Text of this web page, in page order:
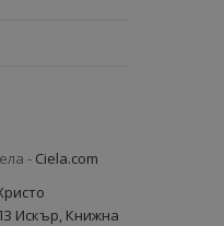
- Ciela.com
Искър, Книжна